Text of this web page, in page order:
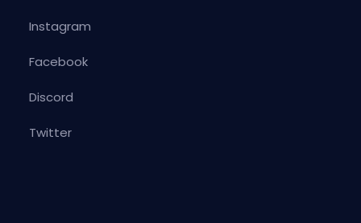
Instagram
Facebook
Discord
Twitter